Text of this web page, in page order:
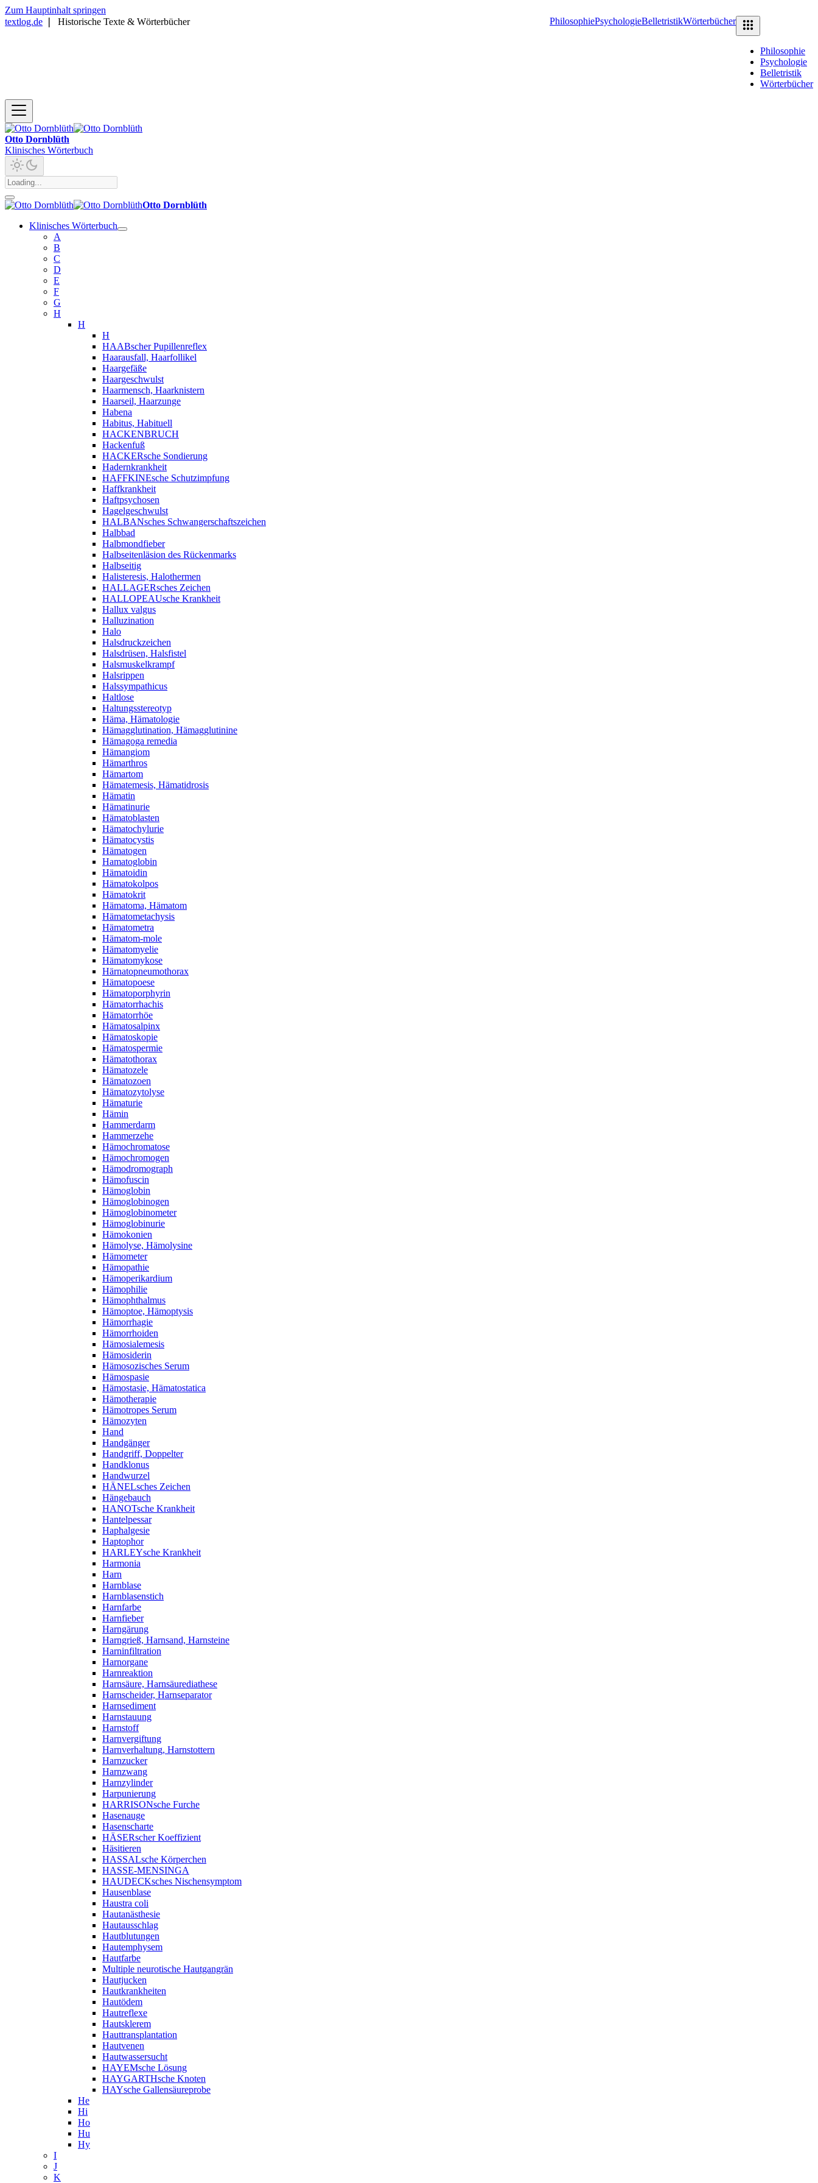
Zum Hauptinhalt springen
textlog.de
Historische Texte & Wörterbücher PhilosophiePsychologieBelletristikWörterbücher
Philosophie
Psychologie
Belletristik
Wörterbücher
Otto Dornblüth
Klinisches Wörterbuch
Otto Dornblüth
Klinisches Wörterbuch
A
B
C
D
E
F
G
H
H
H
HAABscher Pupillenreflex
Haarausfall, Haarfollikel
Haargefäße
Haargeschwulst
Haarmensch, Haarknistern
Haarseil, Haarzunge
Habena
Habitus, Habituell
HACKENBRUCH
Hackenfuß
HACKERsche Sondierung
Hadernkrankheit
HAFFKINEsche Schutzimpfung
Haffkrankheit
Haftpsychosen
Hagelgeschwulst
HALBANsches Schwangerschaftszeichen
Halbbad
Halbmondfieber
Halbseitenläsion des Rückenmarks
Halbseitig
Halisteresis, Halothermen
HALLAGERsches Zeichen
HALLOPEAUsche Krankheit
Hallux valgus
Halluzination
Halo
Halsdruckzeichen
Halsdrüsen, Halsfistel
Halsmuskelkrampf
Halsrippen
Halssympathicus
Haltlose
Haltungsstereotyp
Häma, Hämatologie
Hämagglutination, Hämagglutinine
Hämagoga remedia
Hämangiom
Hämarthros
Hämartom
Hämatemesis, Hämatidrosis
Hämatin
Hämatinurie
Hämatoblasten
Hämatochylurie
Hämatocystis
Hämatogen
Hamatoglobin
Hämatoidin
Hämatokolpos
Hämatokrit
Hämatoma, Hämatom
Hämatometachysis
Hämatometra
Hämatom-mole
Hämatomyelie
Hämatomykose
Härnatopneumothorax
Hämatopoese
Hämatoporphyrin
Hämatorrhachis
Hämatorrhöe
Hämatosalpinx
Hämatoskopie
Hämatospermie
Hämatothorax
Hämatozele
Hämatozoen
Hämatozytolyse
Hämaturie
Hämin
Hammerdarm
Hammerzehe
Hämochromatose
Hämochromogen
Hämodromograph
Hämofuscin
Hämoglobin
Hämoglobinogen
Hämoglobinometer
Hämoglobinurie
Hämokonien
Hämolyse, Hämolysine
Hämometer
Hämopathie
Hämoperikardium
Hämophilie
Hämophthalmus
Hämoptoe, Hämoptysis
Hämorrhagie
Hämorrhoiden
Hämosialemesis
Hämosiderin
Hämosozisches Serum
Hämospasie
Hämostasie, Hämatostatica
Hämotherapie
Hämotropes Serum
Hämozyten
Hand
Handgänger
Handgriff, Doppelter
Handklonus
Handwurzel
HÄNELsches Zeichen
Hängebauch
HANOTsche Krankheit
Hantelpessar
Haphalgesie
Haptophor
HARLEYsche Krankheit
Harmonia
Harn
Harnblase
Harnblasenstich
Harnfarbe
Harnfieber
Harngärung
Harngrieß, Harnsand, Harnsteine
Harninfiltration
Harnorgane
Harnreaktion
Harnsäure, Harnsäurediathese
Harnscheider, Harnseparator
Harnsediment
Harnstauung
Harnstoff
Harnvergiftung
Harnverhaltung, Harnstottern
Harnzucker
Harnzwang
Harnzylinder
Harpunierung
HARRISONsche Furche
Hasenauge
Hasenscharte
HÄSERscher Koeffizient
Häsitieren
HASSALsche Körperchen
HASSE-MENSINGA
HAUDECKsches Nischensymptom
Hausenblase
Haustra coli
Hautanästhesie
Hautausschlag
Hautblutungen
Hautemphysem
Hautfarbe
Multiple neurotische Hautgangrän
Hautjucken
Hautkrankheiten
Hautödem
Hautreflexe
Hautsklerem
Hauttransplantation
Hautvenen
Hautwassersucht
HAYEMsche Lösung
HAYGARTHsche Knoten
HAYsche Gallensäureprobe
He
Hi
Ho
Hu
Hy
I
J
K